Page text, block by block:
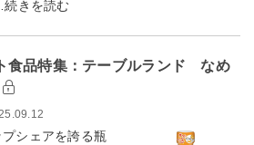
きを読む
食品特集：テーブルランド なめ
シェアを誇る瓶